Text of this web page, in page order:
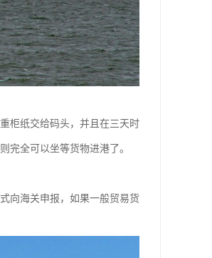
柜纸交给码头，并且在三天时
完全可以坐等货物进港了。
向海关申报，如果一般贸易货